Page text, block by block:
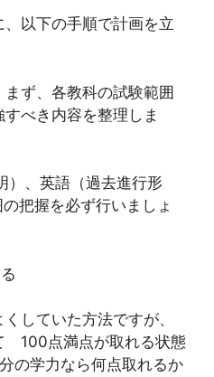
以下の手順で計画を立
ず、各教科の試験範囲
べき内容を整理しま
）、英語（過去進行形
把握を必ず行いましょ
していた方法ですが、
100点満点が取れる状態
の学力なら何点取れるか